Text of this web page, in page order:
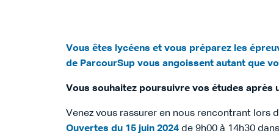
Vous êtes lycéens et vous préparez les
de ParcourSup vous angoissent autant que
Vous souhaitez poursuivre vos études après
Venez vous rassurer en nous rencontrant lors
Ouvertes du 15 juin 2024 de 9h00 à 14h30